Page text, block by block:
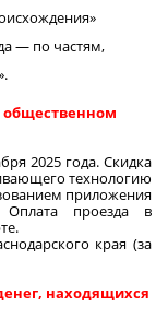
— по частям,
общественном
2025 года. Скидка
технологию
приложения
проезда в
края (за
находящихся